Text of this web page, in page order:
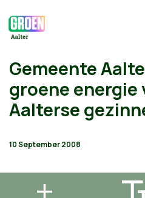
Gemeente
groene energie
Aalterse
10 September 2008